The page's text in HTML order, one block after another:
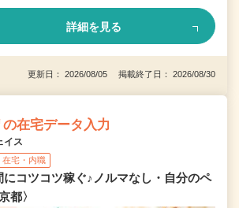
詳細を見る
更新日： 2026/08/05 掲載終了日： 2026/08/30
在宅データ入力
イス
在宅・内職
コツコツ稼ぐ♪ノルマなし・自分のペ
都〉